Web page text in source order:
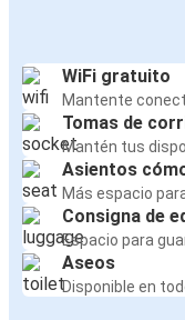
WiFi gratuito
Mantente
Tomas de
Mantén tus
Asientos
Más espacio
Consigna de
Espacio para
Aseos
Disponible en